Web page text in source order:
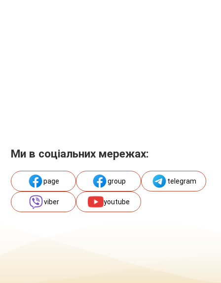
Ми в соціальних мережах:
page group telegram
viber youtube